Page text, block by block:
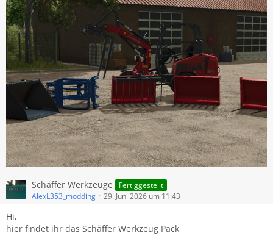
Schäffer Werkzeuge
Fertiggestellt
AlexL353_modding
29. Juni 2026 um 11:43
Hi,
hier findet ihr das Schäffer Werkzeug Pack